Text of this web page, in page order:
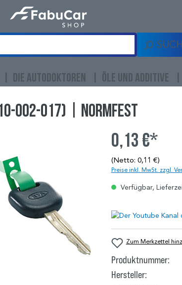
DIE AUTODOKTOREN ÖLE UND ADDITIVE
017) | NORMFEST
0,13 €*
(Netto: 0,11 €)
Preise inkl. MwSt. zzgl.
Verfügbar,
Zum Merkzettel
Produktnummer:
Hersteller: